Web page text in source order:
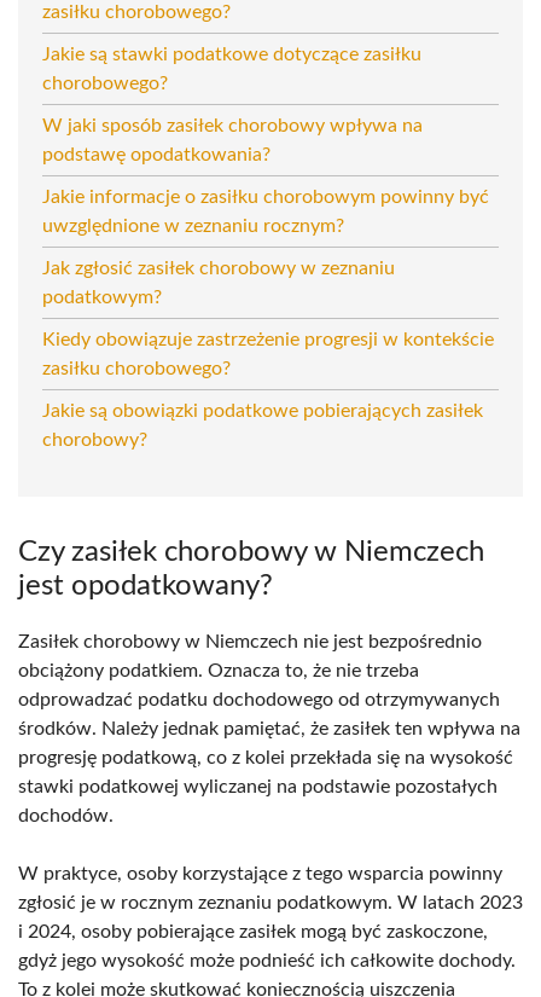
zasiłku chorobowego?
Jakie są stawki podatkowe dotyczące zasiłku
chorobowego?
W jaki sposób zasiłek chorobowy wpływa na
podstawę opodatkowania?
Jakie informacje o zasiłku chorobowym powinny być
uwzględnione w zeznaniu rocznym?
Jak zgłosić zasiłek chorobowy w zeznaniu
podatkowym?
Kiedy obowiązuje zastrzeżenie progresji w kontekście
zasiłku chorobowego?
Jakie są obowiązki podatkowe pobierających zasiłek
chorobowy?
Czy zasiłek chorobowy w Niemczech
jest opodatkowany?
Zasiłek chorobowy w Niemczech nie jest bezpośrednio
obciążony podatkiem. Oznacza to, że nie trzeba
odprowadzać podatku dochodowego od otrzymywanych
środków. Należy jednak pamiętać, że zasiłek ten wpływa na
progresję podatkową, co z kolei przekłada się na wysokość
stawki podatkowej wyliczanej na podstawie pozostałych
dochodów.
W praktyce, osoby korzystające z tego wsparcia powinny
zgłosić je w rocznym zeznaniu podatkowym. W latach 2023
i 2024, osoby pobierające zasiłek mogą być zaskoczone,
gdyż jego wysokość może podnieść ich całkowite dochody.
To z kolei może skutkować koniecznością uiszczenia